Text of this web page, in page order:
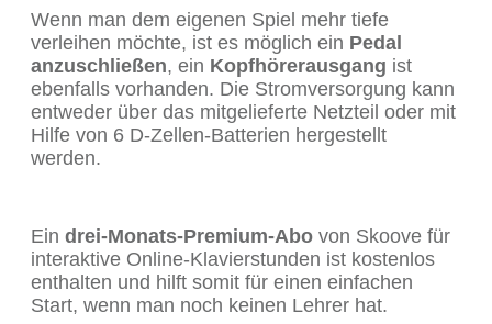
Wenn man dem eigenen Spiel mehr tiefe
verleihen möchte, ist es möglich ein Pedal
anzuschließen, ein Kopfhörerausgang ist
ebenfalls vorhanden. Die Stromversorgung kann
entweder über das mitgelieferte Netzteil oder mit
Hilfe von 6 D-Zellen-Batterien hergestellt
werden.
Ein drei-Monats-Premium-Abo von Skoove für
interaktive Online-Klavierstunden ist kostenlos
enthalten und hilft somit für einen einfachen
Start, wenn man noch keinen Lehrer hat.